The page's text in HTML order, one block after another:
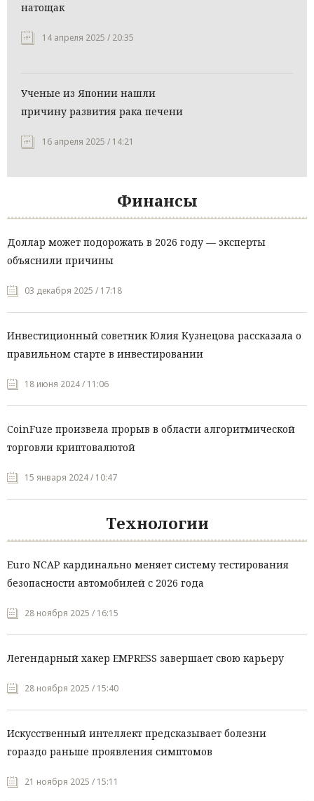
натощак
14 апреля 2025 / 20:35
Ученые из Японии нашли
причину развития рака печени
16 апреля 2025 / 14:21
Финансы
Доллар может подорожать в 2026 году — эксперты
объяснили причины
03 декабря 2025 / 17:18
Инвестиционный советник Юлия Кузнецова рассказала о
правильном старте в инвестировании
18 июня 2024 / 11:06
CoinFuze произвела прорыв в области алгоритмической
торговли криптовалютой
15 января 2024 / 10:47
Технологии
Euro NCAP кардинально меняет систему тестирования
безопасности автомобилей с 2026 года
28 ноября 2025 / 16:15
Легендарный хакер EMPRESS завершает свою карьеру
28 ноября 2025 / 15:40
Искусственный интеллект предсказывает болезни
гораздо раньше проявления симптомов
21 ноября 2025 / 15:11